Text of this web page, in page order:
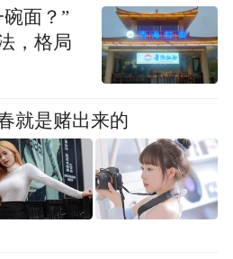
面？”
，格局
就是赌出来的